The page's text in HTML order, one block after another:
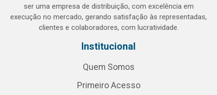
ser uma empresa de distribuição, com excelência em
execução no mercado, gerando satisfação às representadas,
clientes e colaboradores, com lucratividade.
Institucional
Quem Somos
Primeiro Acesso